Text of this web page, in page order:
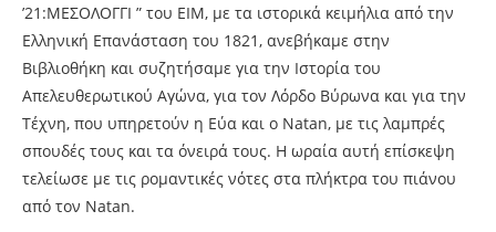
’21:ΜΕΣΟΛΟΓΓΙ ” του ΕΙΜ, με τα ιστορικά κειμήλια από την
Ελληνική Επανάσταση του 1821, ανεβήκαμε στην
Βιβλιοθήκη και συζητήσαμε για την Ιστορία του
Απελευθερωτικού Αγώνα, για τον Λόρδο Βύρωνα και για την
Τέχνη, που υπηρετούν η Εύα και ο Natan, με τις λαμπρές
σπουδές τους και τα όνειρά τους. Η ωραία αυτή επίσκεψη
τελείωσε με τις ρομαντικές νότες στα πλήκτρα του πιάνου
από τον Natan.